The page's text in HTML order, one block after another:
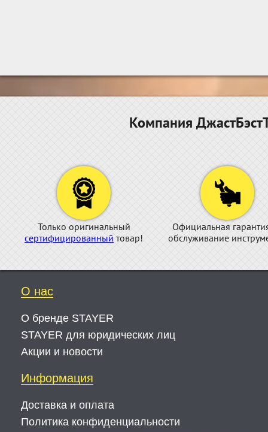
Компания
Только оригинальный
сертифицированный товар!
Официальная
обслуживание
О нас
О бренде STAYER
STAYER для юридических лиц
Акции и новости
Информация
Доставка и оплата
Политика конфиденциальности